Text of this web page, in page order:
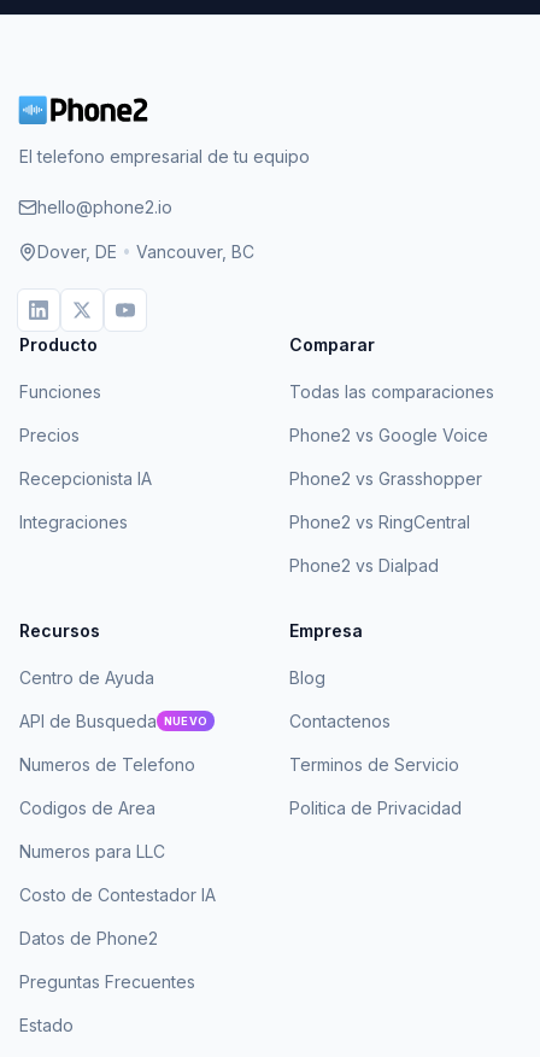
El telefono empresarial de tu equipo
hello@phone2.io
Dover, DE • Vancouver, BC
Producto
Funciones
Precios
Recepcionista IA
Integraciones
Comparar
Todas las comparaciones
Phone2 vs Google Voice
Phone2 vs Grasshopper
Phone2 vs RingCentral
Phone2 vs Dialpad
Recursos
Centro de Ayuda
API de Busqueda NUEVO
Numeros de Telefono
Codigos de Area
Numeros para LLC
Costo de Contestador IA
Datos de Phone2
Preguntas Frecuentes
Estado
Empresa
Blog
Contactenos
Terminos de Servicio
Politica de Privacidad